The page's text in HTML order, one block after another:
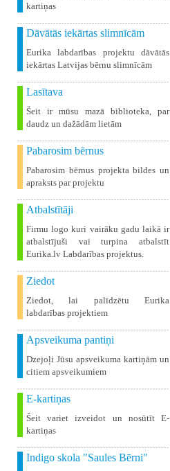
kartiņas
Dāvātās iekārtas slimnīcām
Eurika labdarības projektu dāvātās
iekārtas Latvijas bērnu slimnīcām
Lasītava
Šeit ir mūsu mazā biblioteka, par
daudz un dažādām lietām
Pabarosim bērnus
Pabarosim bērnus projekta bildes un
apraksts par projektu
Atbalstītāji
Firmu logo kuri vairāku gadu laikā ir
atbalstījuši vai turpina atbalstīt
Eurika.lv Labdarības projektus.
Ziedot
Ziedot, lai palīdzētu Eurika
labdarības projektiem
Apsveikuma pantiņi
Dzejoļi Jūsu apsveikuma kartiņām un
citiem apsveikumiem
E-kartiņas
Šeit variet izveidot un nosūtīt E-
kartiņas
Indigo skola "Saules Bērni"